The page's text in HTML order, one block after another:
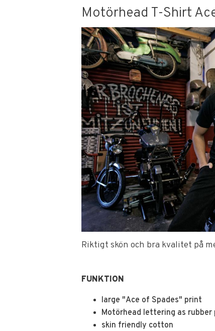
Motörhead T-Shirt
Riktigt skön och bra kvalitet på
FUNKTION
large "Ace of Spades" print
Motörhead lettering as rubber
skin friendly cotton